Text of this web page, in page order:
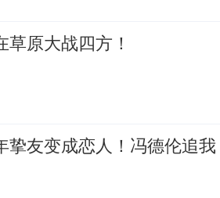
原大战四方！
挚友变成恋人！冯德伦追我